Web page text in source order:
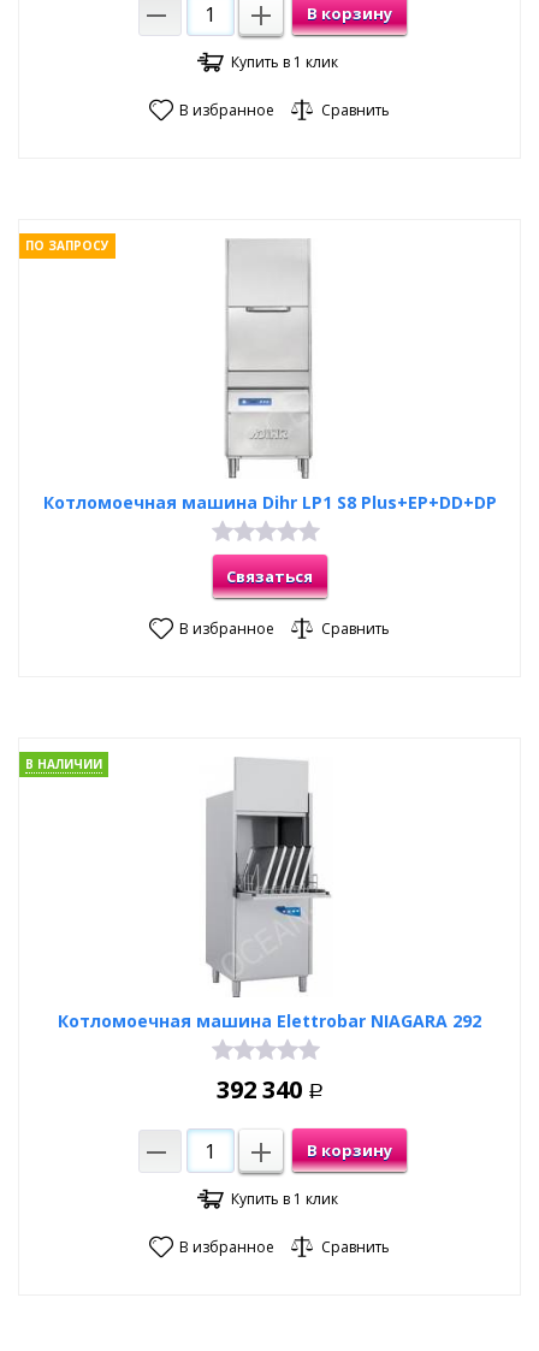
В корзину
Купить в 1 клик
В избранное Сравнить
Котломоечная машина Dihr LP1 S8 Plus+EP+DD+DP
ПО ЗАПРОСУ
Связаться
В избранное Сравнить
Котломоечная машина Elettrobar NIAGARA 292
В НАЛИЧИИ
392 340 Р
В корзину
Купить в 1 клик
В избранное Сравнить